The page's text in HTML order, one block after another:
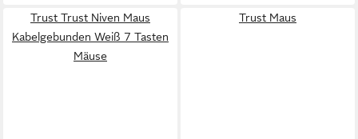
Trust Trust Niven Maus
Kabelgebunden Weiß 7 Tasten
Mäuse
Trust Maus